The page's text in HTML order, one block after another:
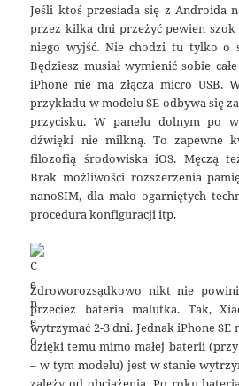
Jeśli ktoś przesiada się z Androida
przez kilka dni przeżyć pewien
niego wyjść. Nie chodzi tu tylko o
Będziesz musiał wymienić sobie
iPhone nie ma złącza micro USB.
przykładu w modelu SE odbywa się
przycisku. W panelu dolnym po
dźwięki nie milkną. To zapewne
filozofią środowiska iOS. Męczą
Brak możliwości rozszerzenia
nanoSIM, dla mało ogarniętych
procedura konfiguracji itp.
Zdroworozsądkowo nikt nie
przecież bateria malutka. Tak,
wytrzymać 2-3 dni. Jednak iPhone
dzięki temu mimo małej baterii
– w tym modelu) jest w stanie